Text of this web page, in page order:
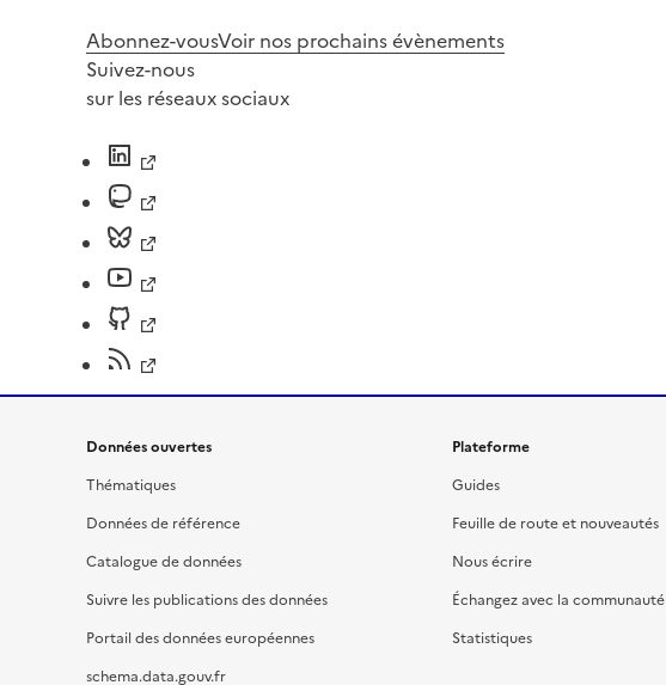
Abonnez-vousVoir nos prochains évènements
Suivez-nous
sur les réseaux sociaux
Données ouvertes
Thématiques
Données de référence
Catalogue de données
Suivre les publications des données
Portail des données européennes
schema.data.gouv.fr
Plateforme
Guides
Feuille de route et nouveautés
Nous écrire
Échangez avec la communauté
Statistiques